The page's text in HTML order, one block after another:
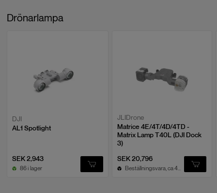
Drönarlampa
DJI
AL1 Spotlight
SEK 2,943
86 i lager
JLIDrone
Matrice 4E/4T/4D/4TD -
Matrix Lamp T40L (DJI Dock
3)
SEK 20,796
Beställningsvara, ca 4v leveranstid